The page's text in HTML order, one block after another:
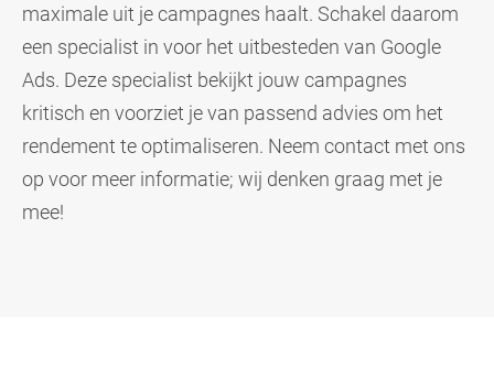
maximale uit je campagnes haalt. Schakel daarom
een specialist in voor het uitbesteden van Google
Ads. Deze specialist bekijkt jouw campagnes
kritisch en voorziet je van passend advies om het
rendement te optimaliseren. Neem contact met ons
op voor meer informatie; wij denken graag met je
mee!